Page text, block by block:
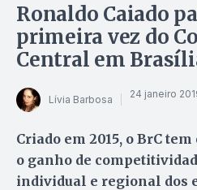
Ronaldo Caiado
primeira vez do
Central em
Lívia Barbosa 24 janeiro
Criado em 2015, o BrC
o ganho de
individual e regional dos